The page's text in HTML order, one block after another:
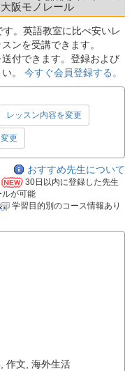
阪モノレール
す。英語教室に比べ安いレ
ンを受講できます。
付できます。登録および
。 今すぐ会員登録する。
レッスン内容を変更
更
おすすめ先生について
30日以内に登録した先生
ルが可能
学習目的別のコース情報あり
, 作文, 海外生活